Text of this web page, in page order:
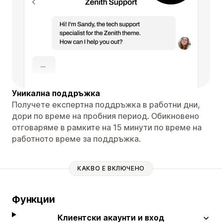
Уникална поддръжка
Получете експертна поддръжка в работни дни,
дори по време на пробния период. Обикновено
отговаряме в рамките на 15 минути по време на
работното време за поддръжка.
КАКВО Е ВКЛЮЧЕНО
Функции
Клиентски акаунти и вход